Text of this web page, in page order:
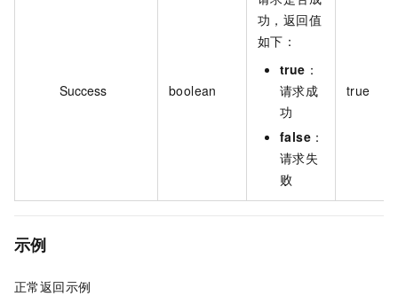
Success boolean
功，返回值
如下：
true ：
请求成
功
false ：
请求失
败
true
示例
正常返回示例